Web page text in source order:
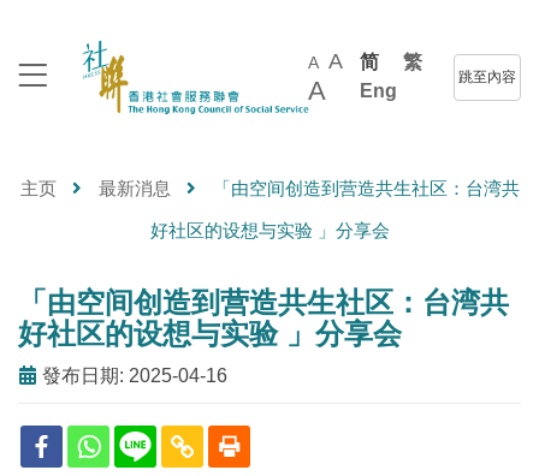
A A
A
简
繁
Eng
跳至內容
主页 最新消息 「由空间创造到营造共生社区：台湾共
好社区的设想与实验 」分享会
「由空间创造到营造共生社区：台湾共
好社区的设想与实验 」分享会
發布日期: 2025-04-16